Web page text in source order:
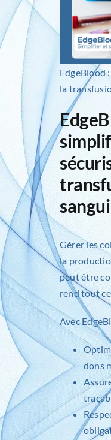
EdgeBlood
la
Gérer les
la
peut être
rend tout
Avec
dons